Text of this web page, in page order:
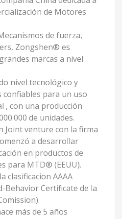
de Motores
de fuerza,
Zongshen® es
marcas a nivel
nivel tecnológico y
para un uso
, con una producción
de unidades.
Joint venture con la firma
a desarrollar
en productos de
para MTD® (EEUU).
clasificacion AAAA
Behavior Certificate de la
más de 5 años